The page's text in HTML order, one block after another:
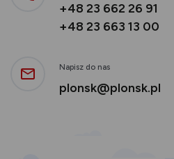
+48 23 662 26 91
+48 23 663 13 00
Napisz do nas
plonsk@plonsk.pl